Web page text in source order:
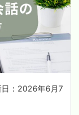
：2026年6月7